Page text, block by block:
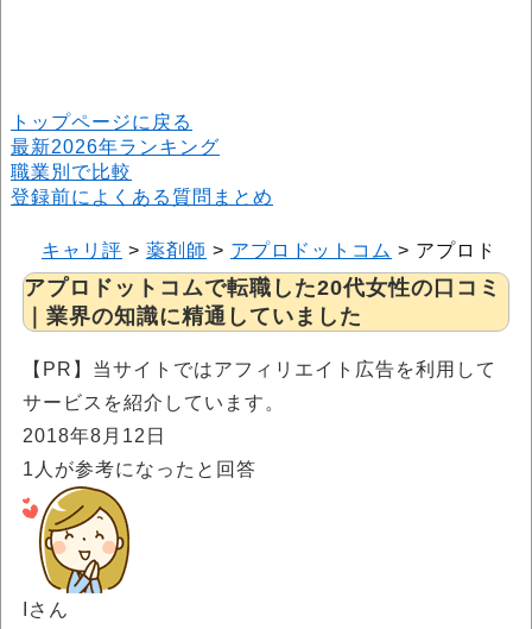
トップページに戻る
最新2026年ランキング
職業別で比較
登録前によくある質問まとめ
キャリ評 > 薬剤師 > アプロドットコム > アプロドッ
アプロドットコムで転職した20代女性の口コミ
｜業界の知識に精通していました
【PR】当サイトではアフィリエイト広告を利用して
サービスを紹介しています。
2018年8月12日
1 人が参考になったと回答
Iさん